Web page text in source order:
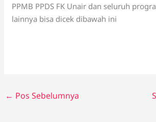
PPMB PPDS FK Unair dan seluruh
lainnya bisa dicek dibawah ini
← Pos Sebelumnya